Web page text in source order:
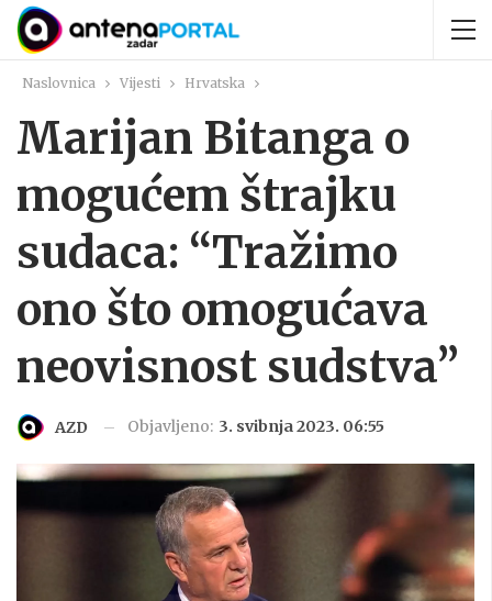
Naslovnica Vijesti Hrvatska
Marijan Bitanga o
mogućem štrajku
sudaca: “Tražimo
ono što omogućava
neovisnost sudstva”
AZD Objavljeno: 3. svibnja 2023. 06:55